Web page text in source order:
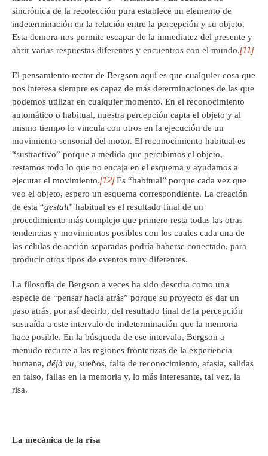
sincrónica de la recolección pura establece un elemento de
indeterminación en la relación entre la percepción y su objeto.
Esta demora nos permite escapar de la inmediatez del presente y
abrir varias respuestas diferentes y encuentros con el mundo.[11]
El pensamiento rector de Bergson aquí es que cualquier cosa que
nos interesa siempre es capaz de más determinaciones de las que
podemos utilizar en cualquier momento. En el reconocimiento
automático o habitual, nuestra percepción capta el objeto y al
mismo tiempo lo vincula con otros en la ejecución de un
movimiento sensorial del motor. El reconocimiento habitual es
“sustractivo” porque a medida que percibimos el objeto,
restamos todo lo que no encaja en el esquema y ayudamos a
ejecutar el movimiento.[12]Es “habitual” porque cada vez que
veo el objeto, espero un esquema correspondiente. La creación
de esta “gestalt” habitual es el resultado final de un
procedimiento más complejo que primero resta todas las otras
tendencias y movimientos posibles con los cuales cada una de
las células de acción separadas podría haberse conectado, para
producir otros tipos de eventos muy diferentes.
La filosofía de Bergson a veces ha sido descrita como una
especie de “pensar hacia atrás” porque su proyecto es dar un
paso atrás, por así decirlo, del resultado final de la percepción
sustraída a este intervalo de indeterminación que la memoria
hace posible. En la búsqueda de ese intervalo, Bergson a
menudo recurre a las regiones fronterizas de la experiencia
humana, déjà vu, sueños, falta de reconocimiento, afasia, salidas
en falso, fallas en la memoria y, lo más interesante, tal vez, la
risa.
La mecánica de la risa